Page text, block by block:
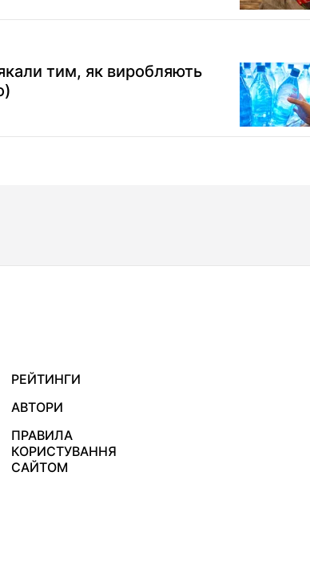
тим, як виробляють
РЕЙТИНГИ
АВТОРИ
ПРАВИЛА
КОРИСТУВАННЯ
САЙТОМ